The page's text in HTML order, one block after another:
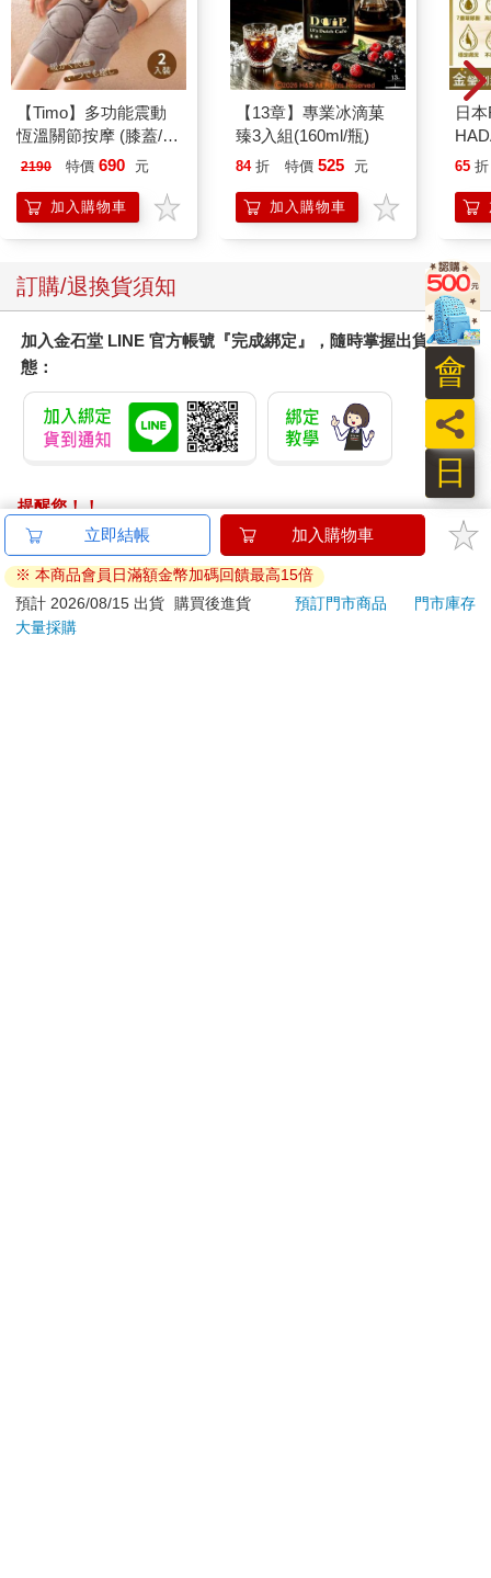
【Timo】多功能震動
恆溫關節按摩 (膝蓋/
肩/手肘通用) 無線充電
膝熱敷【雙入組】
2190 特價 690 元
加入購物車
【13章】專業冰滴菓
臻3入組(160ml/瓶)
84 折 特價 525 元
加入購物車
日
金
臉
65 折
訂購/退換貨須知
加入金石堂 LINE 官方帳號『完成綁定』，隨時掌握出貨動
態：
提醒您！！
金石堂及銀行均不會請您操作ATM! 如接獲電話要求您前往
ATM提款機，請不要聽從指示，以免受騙上當！
退換貨須知：
**提醒您，鑑賞期不等於試用期，退回商品須為全新狀態**
立即結帳 加入購物車
※ 本商品會員日滿額金幣加碼回饋最高15倍
預計 2026/08/15 出貨
購買後進貨 預訂門市商品
門市庫存
大量採購
日
員
會